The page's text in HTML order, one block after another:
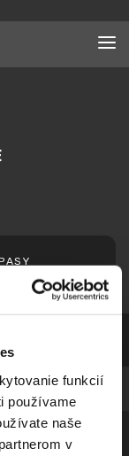
funkcií
používame
naše
v